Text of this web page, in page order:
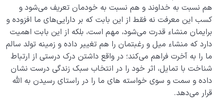
از خیال تا سلامت قلب 0/31
انسان در مرکز آفرینش 0/9
دیدار جهان غیب 0/9
هم نسبت به خداوند و هم نسبت به خودمان تعریف می‌شود و
کسب این معرفت نه فقط از این بابت که بر دارایی‌های ما افزوده و
برایمان منشاء قدرت می‌شود، مهم است، بلکه از این بابت اهمیت
دارد که منشاء میل و رغبتمان را هم تغییر داده و زمینه تولد سالم
ما را به آخرت فراهم می‌کند؛ در واقع داشتن درک درستی از ارتباط
شناخت با تمایل، اثر خود را در انتخاب سبک زندگی درست نشان
داده و سمت و سوی خواسته های ما را در راستای رسیدن به الله
قرار می‌دهد.